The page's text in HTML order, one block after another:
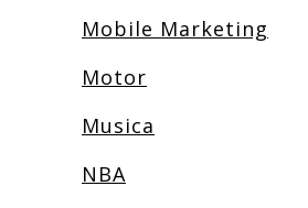
Mobile Marketing
Motor
Musica
NBA